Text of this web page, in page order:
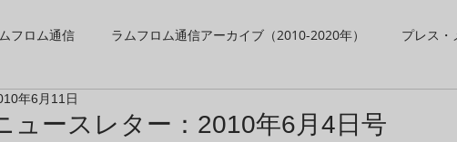
フロム通信 ラムフロム通信アーカイブ（2010-2020年） プレス・
＆クリエイター紹介
ュースレター：2010年6月4日号
年6月11日